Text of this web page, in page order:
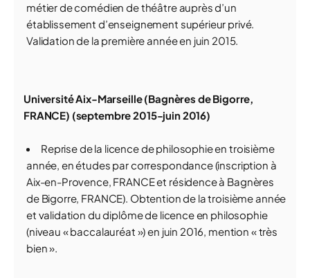
métier de comédien de théâtre auprès d’un
établissement d’enseignement supérieur privé.
Validation de la première année en juin 2015.
Université Aix-Marseille (Bagnères de Bigorre,
FRANCE) (septembre 2015-juin 2016)
Reprise de la licence de philosophie en troisième
année, en études par correspondance (inscription à
Aix-en-Provence, FRANCE et résidence à Bagnères
de Bigorre, FRANCE). Obtention de la troisième année
et validation du diplôme de licence en philosophie
(niveau « baccalauréat ») en juin 2016, mention « très
bien ».